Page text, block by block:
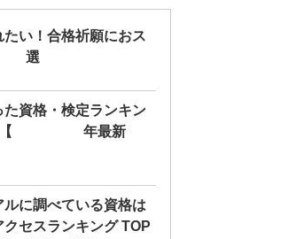
たい！合格祈願におス
11選
た資格・検定ランキン
2026年最新
に調べている資格は
クセスランキング TOP